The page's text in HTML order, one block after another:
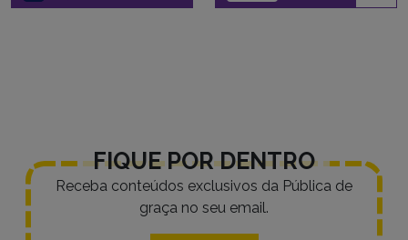
FIQUE POR DENTRO
Receba conteúdos exclusivos da Pública de
graça no seu email.